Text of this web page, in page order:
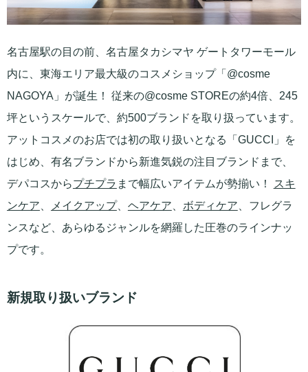
名古屋駅の目の前、名古屋タカシマヤ ゲートタワーモール
内に、東海エリア最大級のコスメショップ「@cosme
NAGOYA」が誕生！ 従来の@cosme STOREの約4倍、245
坪というスケールで、約500ブランドを取り扱っています。
アットコスメのお店では初の取り扱いとなる「GUCCI」を
はじめ、有名ブランドから新進気鋭の注目ブランドまで、
デパコスからプチプラ まで幅広いアイテムが勢揃い！ スキ
ンケア、 メイクアップ、 ヘアケア、 ボディケア、フレグラ
ンスなど、あらゆるジャンルを網羅した圧巻のラインナッ
プです。
新規取り扱いブランド